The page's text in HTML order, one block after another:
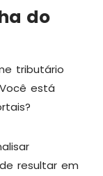
do
tributário
está
resultar em